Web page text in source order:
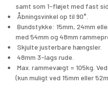
samt som 1-fløjet med fast
Åbningsvinkel op til 90°.
med 54mm og 48mm
Skjulte justerbare hængsler.
48mm 3-lags rude.
(kun muligt ved 15mm eller